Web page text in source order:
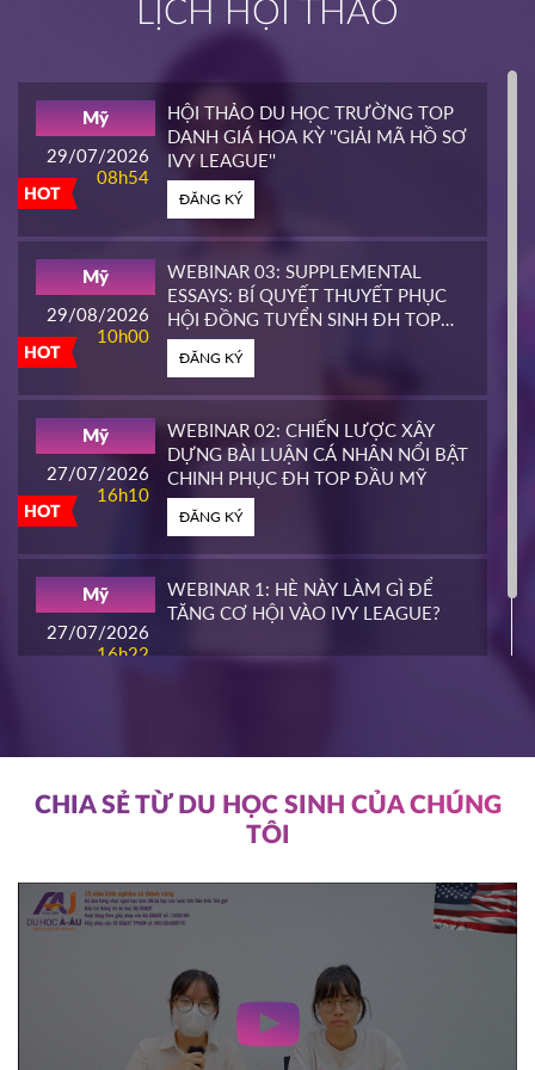
14h00
ĐĂNG KÝ
10h00
CALIFORNIA STATE UNIVERSITY,
ĐĂNG KÝ
14h00
PIERCE COLLEGE
ĐĂNG KÝ
16h00
WHATCOM COMMUNITY COLLEGE
ĐĂNG KÝ
HOT
10/03/2026
14h00
SOUTHEAST MISSOURI STATE
ĐĂNG KÝ
WRIGHT STATE UNIVERISTY
LỊCH HỘI THẢO
HOT
29/07/2026
08h54
Mỹ
HỘI THẢO DU HỌC TRƯỜNG TOP
DANH GIÁ HOA KỲ ''GIẢI MÃ HỒ SƠ
IVY LEAGUE''
ĐĂNG KÝ
HOT
29/08/2026
10h00
Mỹ
WEBINAR 03: SUPPLEMENTAL
ESSAYS: BÍ QUYẾT THUYẾT PHỤC
HỘI ĐỒNG TUYỂN SINH ĐH TOP
ĐẦU MỸ
ĐĂNG KÝ
HOT
27/07/2026
16h10
Mỹ
WEBINAR 02: CHIẾN LƯỢC XÂY
DỰNG BÀI LUẬN CÁ NHÂN NỔI BẬT
CHINH PHỤC ĐH TOP ĐẦU MỸ
ĐĂNG KÝ
27/07/2026
16h22
Mỹ
WEBINAR 1: HÈ NÀY LÀM GÌ ĐỂ
TĂNG CƠ HỘI VÀO IVY LEAGUE?
CHIA SẺ TỪ DU HỌC SINH CỦA CHÚNG
TÔI